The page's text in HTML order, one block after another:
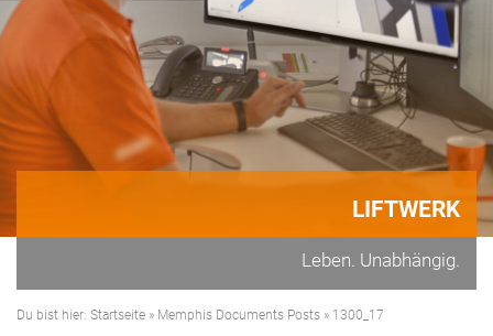
LIFTWERK
Leben. Unabhängig.
Du bist hier: Startseite » Memphis Documents Posts » 1300_17